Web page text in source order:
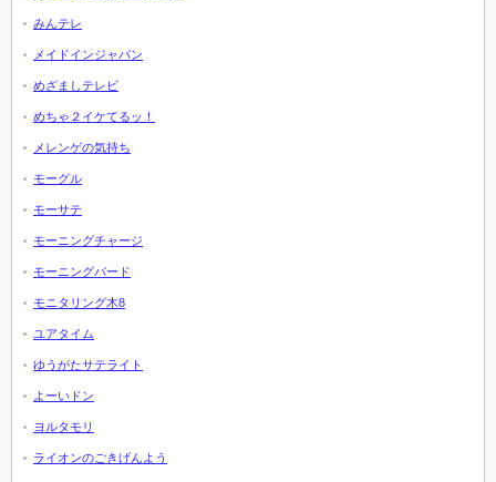
みんテレ
メイドインジャパン
めざましテレビ
めちゃ２イケてるッ！
メレンゲの気持ち
モーグル
モーサテ
モーニングチャージ
モーニングバード
モニタリング木8
ユアタイム
ゆうがたサテライト
よーいドン
ヨルタモリ
ライオンのごきげんよう